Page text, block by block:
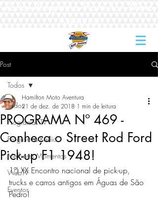
Post
Todos
Programas TV
Programas Rádio
Melhores Momentos
WebTV
Eventos
Todos
PROGRAMA Nº 469 -
Conheça o Street Rod Ford
Pick-up F1 1948!
Hamilton Moto Aventura
21 de dez. de 2018 1 min de leitura
1ª) XX Encontro nacional de pick-up,
trucks e carros antigos em Águas de São
Pedro!